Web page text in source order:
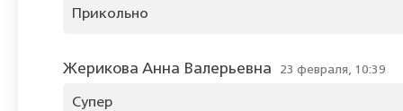
Прикольно
Жерикова Анна Валерьевна 23 февраля, 10:39
Супер